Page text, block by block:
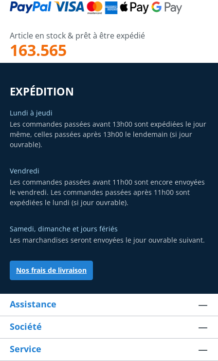
Article en stock & prêt à être expédié
163.565
EXPÉDITION
Lundi à jeudi
Les commandes passées avant 13h00 sont expédiées le jour
même, celles passées après 13h00 le lendemain (si jour
ouvrable).
Vendredi
Les commandes passées avant 11h00 sont encore envoyées
le vendredi. Les commandes passées après 11h00 sont
expédiées le lundi (si jour ouvrable).
Samedi, dimanche et jours fériés
Les marchandises seront envoyées le jour ouvrable suivant.
Nos frais de livraison
Assistance
Société
Service